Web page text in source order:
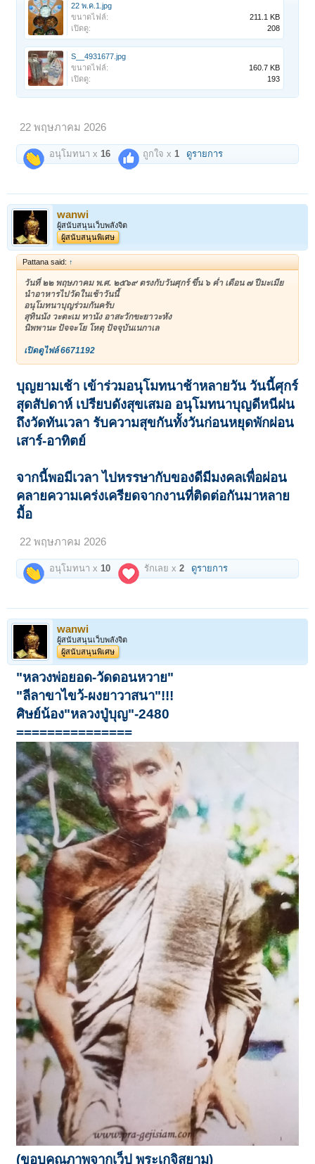
22 พ.ค.1.jpg
ขนาดไฟล์:
211.1 KB
เปิดดู:
208
S__4931677.jpg
ขนาดไฟล์:
160.7 KB
เปิดดู:
193
22 พฤษภาคม 2026
อนุโมทนา x16 ถูกใจ x1 ดูรายการ
wanwi
ผู้สนับสนุนเว็บพลังจิต
ผู้สนับสนุนพิเศษ
Pattana said: ↑
วันที่ ๒๒ พฤษภาคม พ.ศ. ๒๕๖๙ ตรงกับวันศุกร์ ขึ้น ๖ ค่ำ เดือน ๗ ปีมะเมีย
นำอาหารไปวัดในเช้าวันนี้
อนุโมทนาบุญร่วมกันครับ
สุทินนัง วะตะเม ทานัง อาสะวักขะยาวะหัง
นิพพานะ ปัจจะโย โหตุ ปัจจุบันเนกาเล
เปิดดูไฟล์ 6671192
บุญยามเช้า เข้าร่วมอนุโมทนาช้าหลายวัน วันนี้ศุกร์
สุดสัปดาห์ เปรียบดังสุขเสมอ อนุโมทนาบุญดีหนีฝน
ถึงวัดทันเวลา รับความสุขกันทั้งวันก่อนหยุดพักผ่อน
เสาร์-อาทิตย์
จากนี้พอมีเวลา ไปหรรษากับของดีมีมงคลเพื่อผ่อน
คลายความเคร่งเครียดจากงานที่ติดต่อกันมาหลาย
มื้อ
22 พฤษภาคม 2026
อนุโมทนา x10 รักเลย x2 ดูรายการ
wanwi
ผู้สนับสนุนเว็บพลังจิต
ผู้สนับสนุนพิเศษ
"หลวงพ่อยอด-วัดดอนหวาย"
"ลีลาขาไขว้-ผงยาวาสนา"!!!
ศิษย์น้อง"หลวงปู่บุญ"-2480
===============
(ขอบคุณภาพจากเว็ป พระเกจิสยาม)